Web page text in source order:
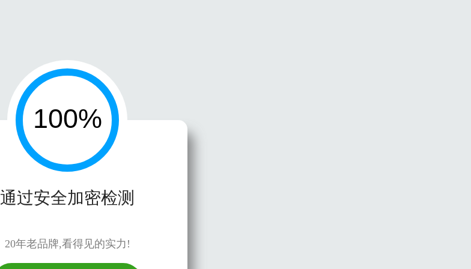
通过安全加密检测
20年老品牌,看得见的实力!